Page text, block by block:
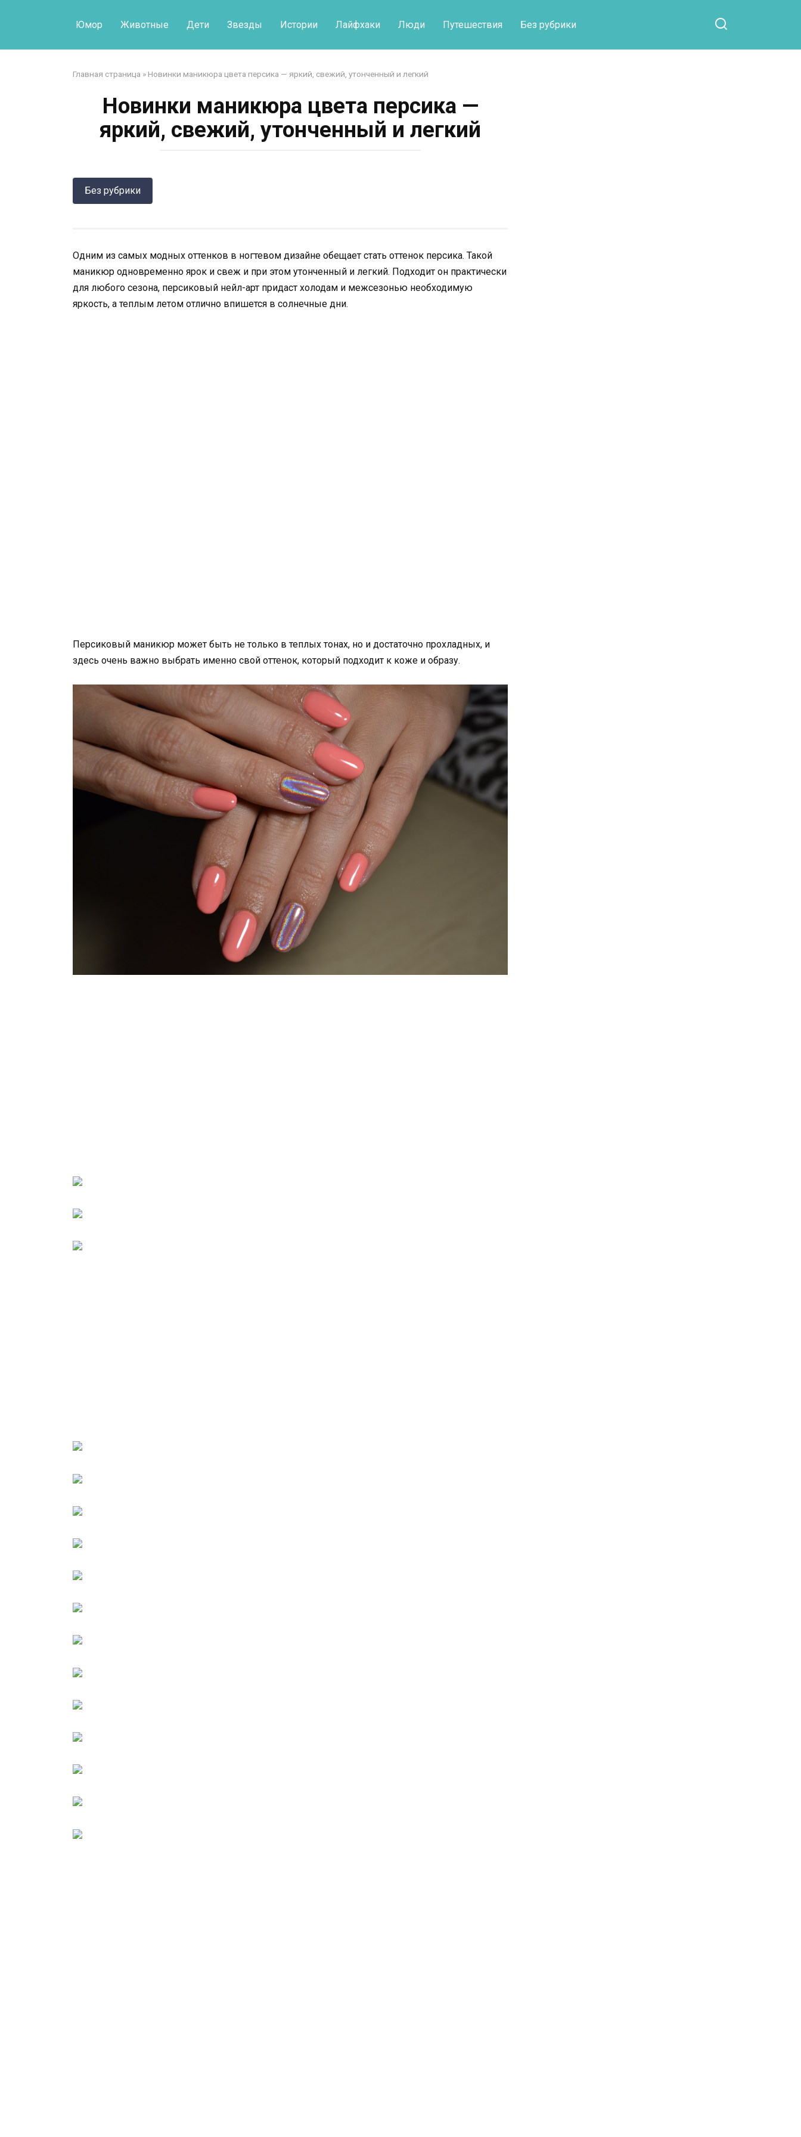
Юмор Животные Дети Звезды Истории Лайфхаки Люди Путешествия Без рубрики
Главная страница » Новинки маникюра цвета персика — яркий, свежий, утонченный и легкий
Новинки маникюра цвета персика —
яркий, свежий, утонченный и легкий
Без рубрики
Одним из самых модных оттенков в ногтевом дизайне обещает стать оттенок персика. Такой
маникюр одновременно ярок и свеж и при этом утонченный и легкий. Подходит он практически
для любого сезона, персиковый нейл-арт придаст холодам и межсезонью необходимую
яркость, а теплым летом отлично впишется в солнечные дни.
Персиковый маникюр может быть не только в теплых тонах, но и достаточно прохладных, и
здесь очень важно выбрать именно свой оттенок, который подходит к коже и образу.